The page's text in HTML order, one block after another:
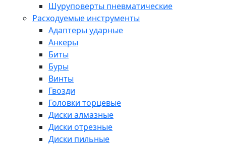
Шуруповерты пневматические
Расходуемые инструменты
Адаптеры ударные
Анкеры
Биты
Буры
Винты
Гвозди
Головки торцевые
Диски алмазные
Диски отрезные
Диски пильные